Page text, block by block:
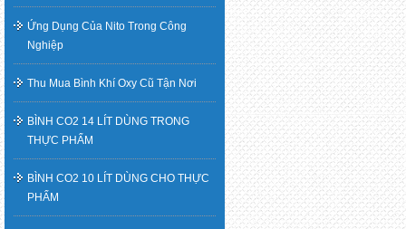
Ứng Dụng Của Nito Trong Công
Nghiệp
Thu Mua Bình Khí Oxy Cũ Tận Nơi
BÌNH CO2 14 LÍT DÙNG TRONG
THỰC PHẨM
BÌNH CO2 10 LÍT DÙNG CHO THỰC
PHẨM